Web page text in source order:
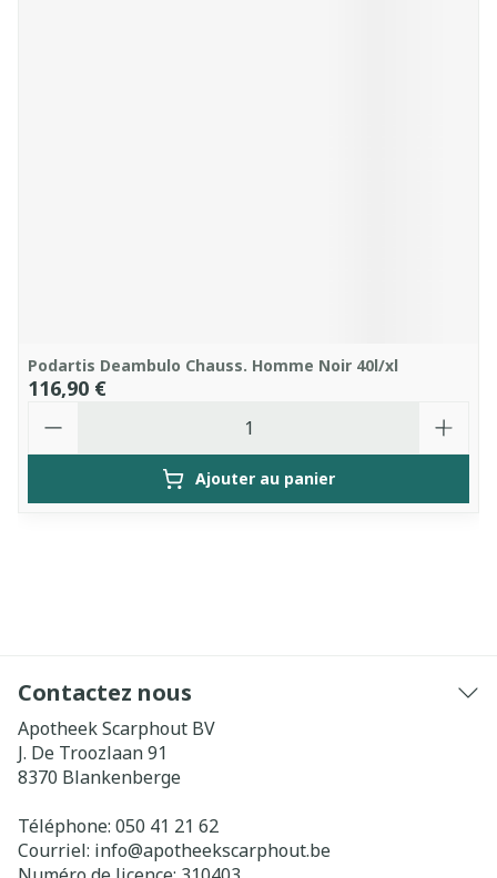
Podartis Deambulo Chauss. Homme Noir 40l/xl
116,90 €
Ajouter au panier
Contactez nous
Apotheek Scarphout BV
J. De Troozlaan 91
8370 Blankenberge
Téléphone: 050 41 21 62
Courriel: info@apotheekscarphout.be